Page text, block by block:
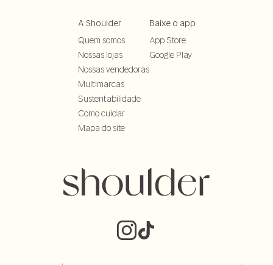
A Shoulder
Quem somos
Nossas lojas
Nossas vendedoras
Multimarcas
Sustentabilidade
Como cuidar
Mapa do site
Baixe o app
App Store
Google Play